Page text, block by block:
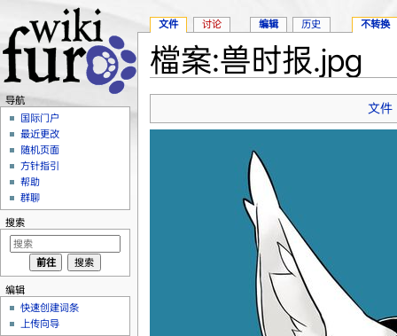
檔案:兽时报.jpg
文件
文件 讨论 编辑 历史 不转换
导航
国际门户
最近更改
随机页面
方针指引
帮助
群聊
搜索
编辑
快速创建词条
上传向导